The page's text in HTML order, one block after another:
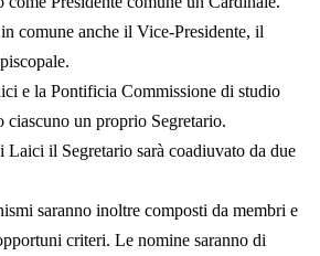
comune anche il Vice-Presidente, il
e la Pontificia Commissione di studio
ciascuno un proprio Segretario.
il Segretario sarà coadiuvato da due
saranno inoltre composti da membri e
criteri. Le nomine saranno di